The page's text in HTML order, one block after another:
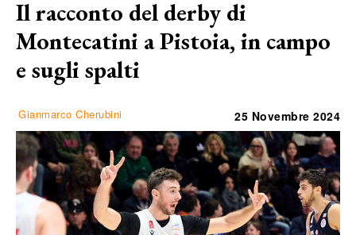
Il racconto del derby di
Montecatini a Pistoia, in campo
e sugli spalti
Gianmarco Cherubini 25 Novembre 2024